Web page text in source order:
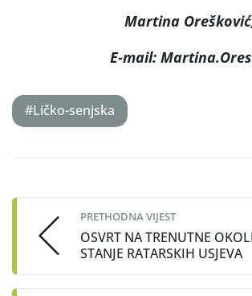
Martina
E-mail:
#Ličko-senjska
navigation
PRETHODNA VIJEST
OSVRT NA TRENUTNE
STANJE RATARSKIH USJEVA